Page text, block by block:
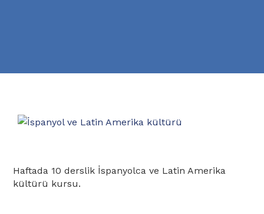
Haftada 10 derslik İspanyolca ve Latin Amerika
kültürü kursu.